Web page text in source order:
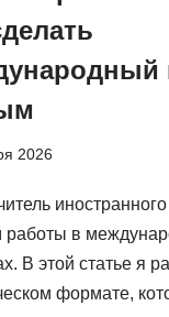
2026
работы в
В этой статье я
формате,